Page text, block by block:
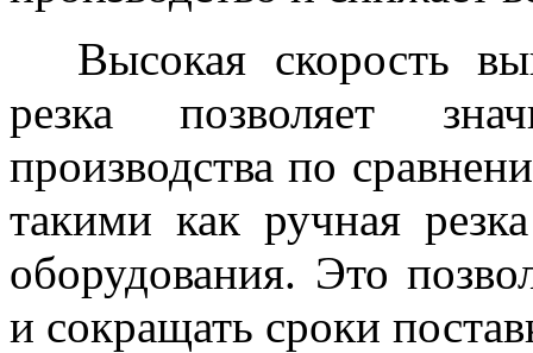
Высокая скорость
резка позволяет
производства по
такими как ручная
оборудования. Это
и сокращать сроки